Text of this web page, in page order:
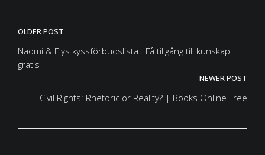
Post
navigation
OLDER POST
Naomi & Elys kyssförbudslista : Få tillgång till kunskap
gratis
NEWER POST
Civil Rights: Rhetoric or Reality? | Books Online Free